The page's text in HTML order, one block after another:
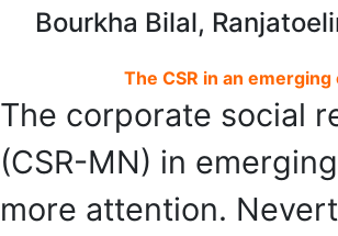
Bourkha Bilal,
The CSR in an
The corporate social
(CSR-MN) in
more attention.